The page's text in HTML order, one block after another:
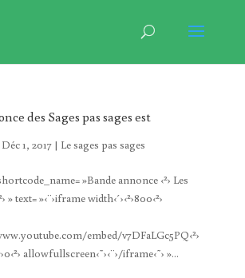
des Sages pas sages est
Déc 1, 2017| Le sages pas sages
»Bande annonce ‹²› Les
» text= »‹¨›iframe width‹´›‹²›800‹²›
embed/v7DFaLGc5PQ‹²›
allowfullscreen‹˜›‹¨›/iframe‹˜› »...